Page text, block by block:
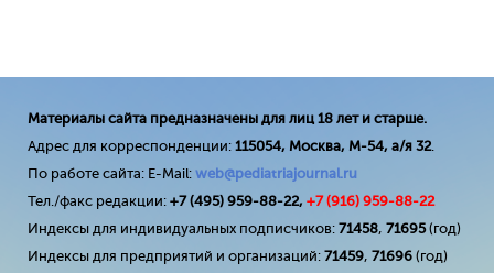
Материалы сайта предназначены для лиц 18 лет и старше.
Адрес для корреспонденции: 115054, Москва, М-54, а/я 32.
По работе сайта: E-Mail: web@pediatriajournal.ru
Тел./факс редакции: +7 (495) 959-88-22, +7 (916) 959-88-22
Индексы для индивидуальных подписчиков: 71458, 71695(год)
Индексы для предприятий и организаций: 71459, 71696 (год)